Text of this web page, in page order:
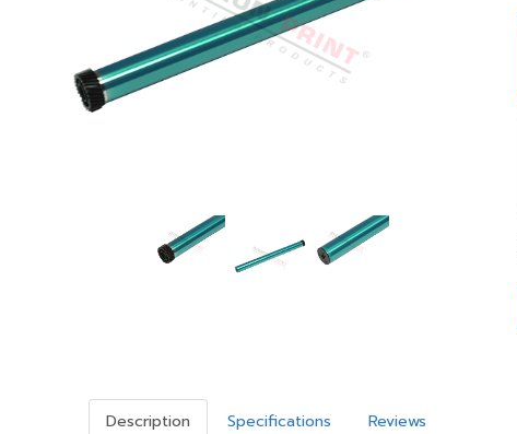
Description Specifications
Reviews